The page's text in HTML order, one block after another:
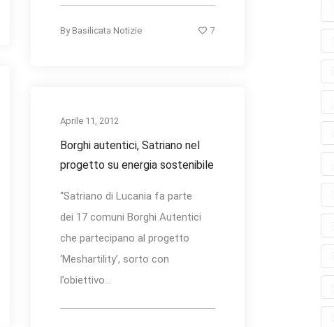
By Basilicata Notizie 7
Aprile 11, 2012
Borghi autentici, Satriano nel
progetto su energia sostenibile
“Satriano di Lucania fa parte
dei 17 comuni Borghi Autentici
che partecipano al progetto
‘Meshartility’, sorto con
l’obiettivo...